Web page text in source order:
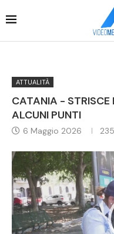
ATTUALITÀ
CATANIA - STRISCE
ALCUNI PUNTI
6 Maggio 2026 235